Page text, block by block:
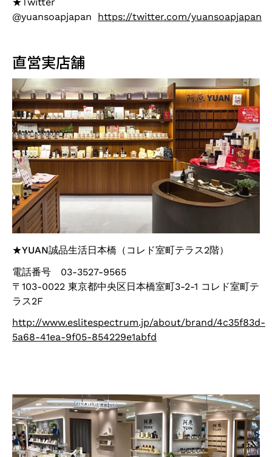
@yuansoapjapan
https://twitter.com/yuansoapjapan
直営実店舗
★YUAN誠品生活日本橋 （コレド室町テラス2階）
電話番号 03-3527-9565
〒103-0022 東京都中央区日本橋室町3-2-1 コレド室町テ
ラス2F
http://www.eslitespectrum.jp/about/brand/4c35f83d-
5a68-41ea-9f05-854229e1abfd